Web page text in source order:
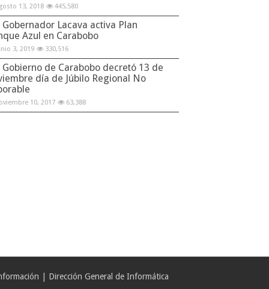
13, 2018 445,580
Gobernador Lacava activa Plan
Azul en Carabobo
3, 2019 330,516
Gobierno de Carabobo decretó 13 de
día de Júbilo Regional No
10, 2017 63,388
| Dirección General de Informática